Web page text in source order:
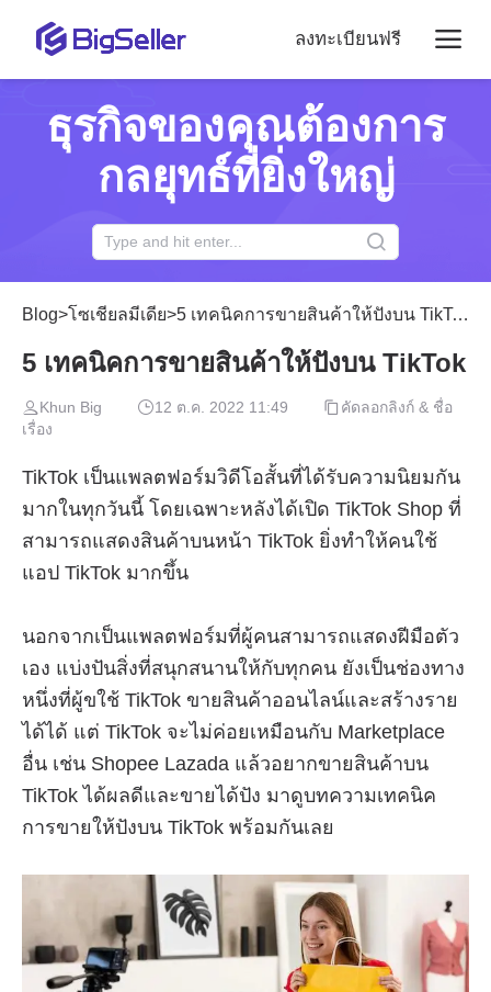
ลงทะเบียนฟรี
ธุรกิจของคุณต้องการ
กลยุทธ์ที่ยิ่งใหญ่
Blog>โซเชียลมีเดีย>5 เทคนิคการขายสินค้าให้ปังบน TikTok
5 เทคนิคการขายสินค้าให้ปังบน TikTok
Khun Big 12 ต.ค. 2022 11:49
คัดลอกลิงก์ & ชื่อ
เรื่อง